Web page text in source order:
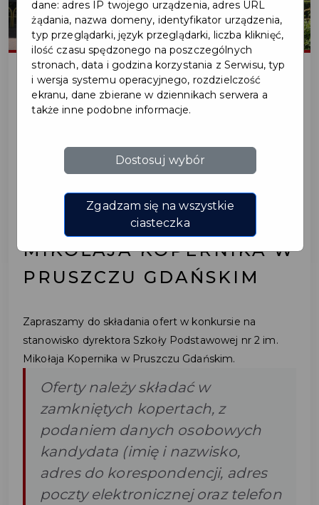
2024-05-22
NA STANOWISKO
DYREKTORA SZKOŁY
PODSTAWOWEJ NR 2 IM.
MIKOŁAJA KOPERNIKA W
PRUSZCZU GDAŃSKIM
Zapraszamy do składania ofert w konkursie na
stanowisko dyrektora Szkoły Podstawowej nr 2 im.
Mikołaja Kopernika w Pruszczu Gdańskim.
Oferty należy składać w
zamkniętych kopertach, z
podaniem danych osobowych
kandydata (imię i nazwisko,
adres do korespondencji, adres
poczty elektronicznej oraz telefon
dane: adres IP twojego urządzenia, adres URL
żądania, nazwa domeny, identyfikator urządzenia,
typ przeglądarki, język przeglądarki, liczba kliknięć,
ilość czasu spędzonego na poszczególnych
stronach, data i godzina korzystania z Serwisu, typ
i wersja systemu operacyjnego, rozdzielczość
ekranu, dane zbierane w dziennikach serwera a
także inne podobne informacje.
Dostosuj wybór
Zgadzam się na wszystkie
ciasteczka